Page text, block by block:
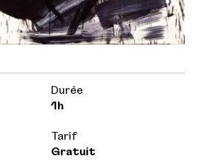
Durée
1h
Tarif
Gratuit